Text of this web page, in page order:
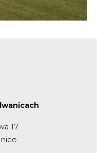
17